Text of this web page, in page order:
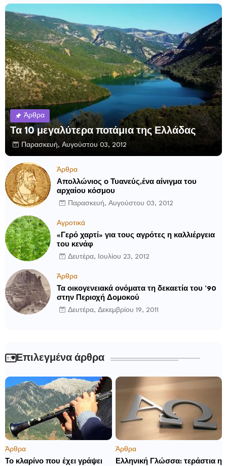
Άρθρα
Τα 10 μεγαλύτερα ποτάμια της Ελλάδας
Παρασκευή, Αυγούστου 03, 2012
Άρθρα
Απολλώνιος ο Τυανεύς,ένα αίνιγμα του
αρχαίου κόσμου
Παρασκευή, Αυγούστου 03, 2012
Αγροτικά
«Γερό χαρτί» για τους αγρότες η καλλιέργεια
του κενάφ
Δευτέρα, Ιουλίου 23, 2012
Άρθρα
Τα οικογενειακά ονόματα τη δεκαετία του ’90
στην Περιοχή Δομοκού
Δευτέρα, Δεκεμβρίου 19, 2011
Επιλεγμένα άρθρα
Άρθρα
Το κλαρίνο που έχει γράψει
Άρθρα
Ελληνική Γλώσσα: τεράστια η